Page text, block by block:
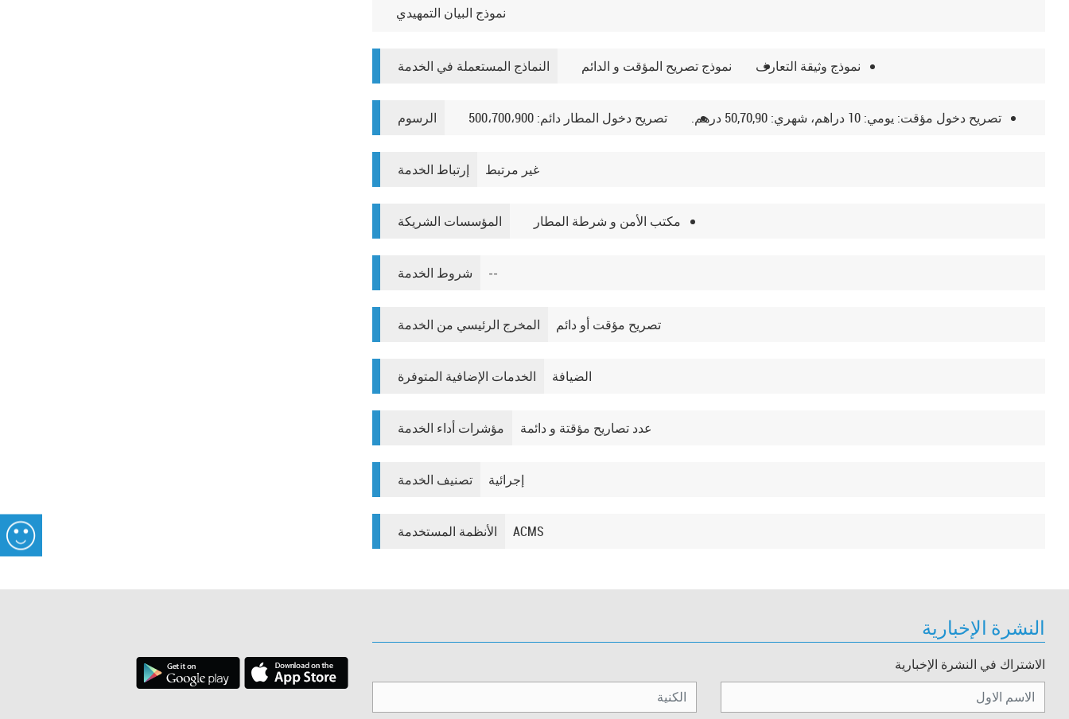
نموذج البيان التمهيدي
النماذج المستعملة في الخدمة نموذج تصريح المؤقت و الدائم نموذج وثيقة التعارف
الرسوم تصريح دخول المطار دائم: 500،700،900 تصريح دخول مؤقت: يومي: 10 دراهم، شهري: 50,70,90 درهم.
إرتباط الخدمة غير مرتبط
المؤسسات الشريكة مكتب الأمن و شرطة المطار
شروط الخدمة --
المخرج الرئيسي من الخدمة تصريح مؤقت أو دائم
الخدمات الإضافية المتوفرة الضيافة
مؤشرات أداء الخدمة عدد تصاريح مؤقتة و دائمة
تصنيف الخدمة إجرائية
الأنظمة المستخدمة ACMS​​​
النشرة الإخبارية
الاشتراك في النشرة الإخبارية